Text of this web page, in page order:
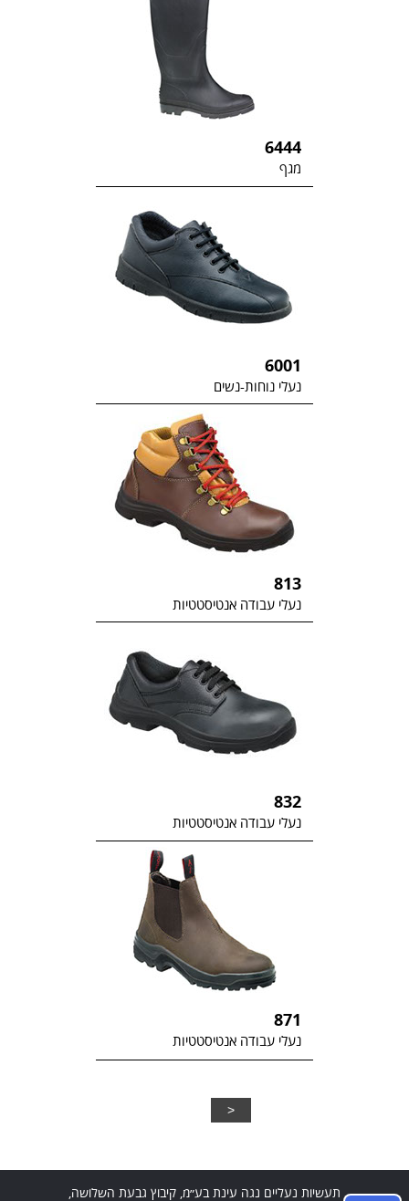
6444
מגף
6001
נעלי נוחות-נשים
813
נעלי עבודה אנטיסטטיות
832
נעלי עבודה אנטיסטטיות
871
נעלי עבודה אנטיסטטיות
>
תעשיות נעליים נגה עינת בע״מ, קיבוץ גבעת השלושה,